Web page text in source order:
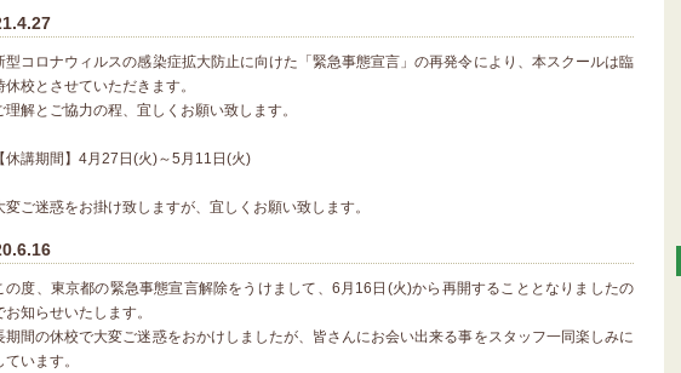
型コロナウィルスの感染症拡大防止に向けた「緊急事態宣言」の再発令により、本スクールは臨
休校とさせていただきます。
理解とご協力の程、宜しくお願い致します。
【休講期間】4月27日(火)～5月11日(火)
変ご迷惑をお掛け致しますが、宜しくお願い致します。
の度、東京都の緊急事態宣言解除をうけまして、6月16日(火)から再開することとなりましたの
お知らせいたします。
期間の休校で大変ご迷惑をおかけしましたが、皆さんにお会い出来る事をスタッフ一同楽しみに
ています。